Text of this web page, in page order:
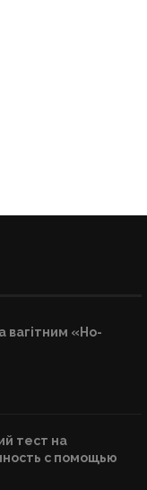
вагітним «Но-
тест на
с помощью